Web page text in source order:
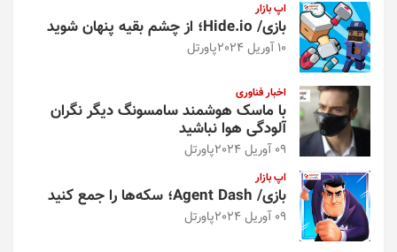
اپ بازار
بازی/ Hide.io؛ از چشم بقیه پنهان شوید
10 آوریل 2024 پاورتل
اخبار فناوری
با ماسک هوشمند سامسونگ دیگر نگران
آلودگی هوا نباشید
09 آوریل 2024 پاورتل
اپ بازار
بازی/ Agent Dash؛ سکه‌ها را جمع کنید
09 آوریل 2024 پاورتل